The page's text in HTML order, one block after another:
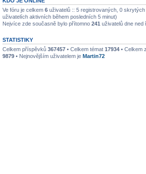
Ve fóru je celkem 6 uživatelů :: 5 registrovaných, 0
uživatelích aktivních během posledních 5 minut)
Nejvíce zde současně bylo přítomno 241 uživatelů dne ned
STATISTIKY
Celkem příspěvků 367457 • Celkem témat 17934 • Celkem
9879 • Nejnovějším uživatelem je Martin72